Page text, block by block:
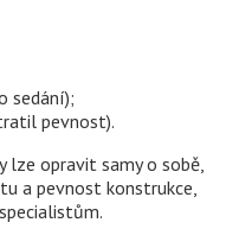
sedání);
pevnost).
lze opravit samy o sobě,
a pevnost konstrukce,